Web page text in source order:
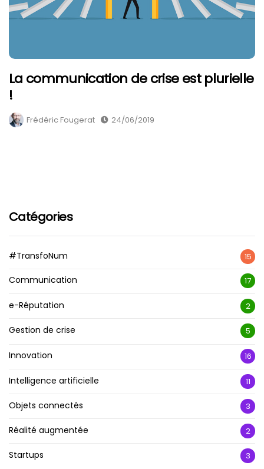
La communication de crise est plurielle
!
Frédéric Fougerat 24/06/2019
Catégories
#TransfoNum 15
Communication 17
e-Réputation 2
Gestion de crise 5
Innovation 16
Intelligence artificielle 11
Objets connectés 3
Réalité augmentée 2
Startups 3